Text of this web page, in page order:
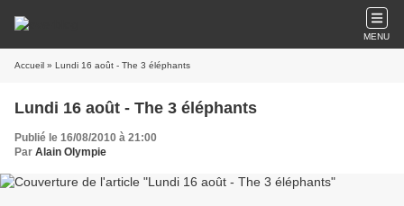
MENU
Accueil » Lundi 16 août - The 3 éléphants
Lundi 16 août - The 3 éléphants
Publié le 16/08/2010 à 21:00
Par Alain Olympie